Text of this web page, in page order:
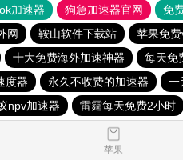
加速器 狗急加速器官网 免
网 鞍山软件下载站 苹果免
十大免费海外加速神器 每天免
度器 永久不收费的加速器 一
npv加速器 雷霆每天免费2小时
苹果